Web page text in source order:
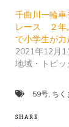
千曲川一輪車
レース ２年
で小学生が力
2021年12月
地域・トピッ
59号 ちく
SHARE